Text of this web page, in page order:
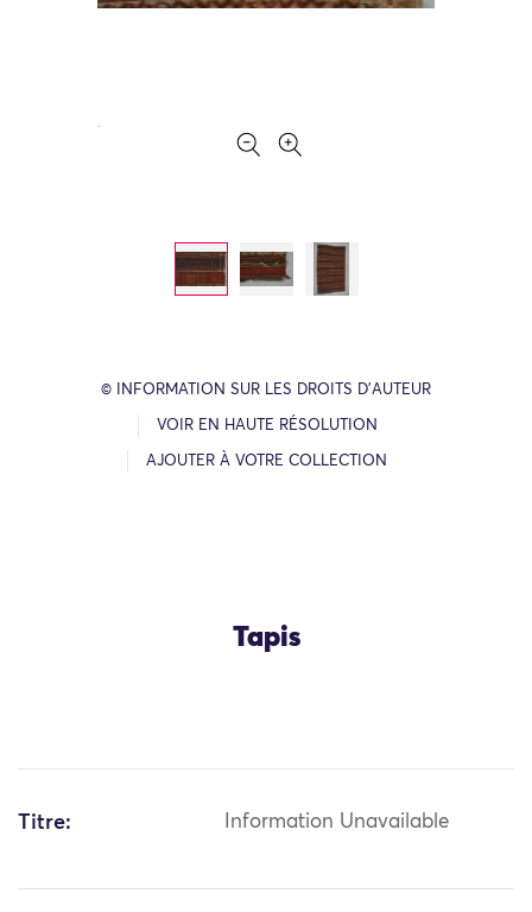
© INFORMATION SUR LES DROITS D’AUTEUR
VOIR EN HAUTE RÉSOLUTION
AJOUTER À VOTRE COLLECTION
Tapis
Titre: Information Unavailable